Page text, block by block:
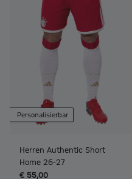
Personalisierbar
Herren Authentic Short
Home 26-27
€ 55,00